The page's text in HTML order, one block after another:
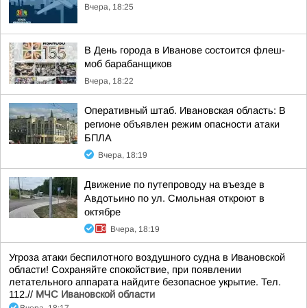
Вчера, 18:25
В День города в Иванове состоится флеш-
моб барабанщиков
Вчера, 18:22
Оперативный штаб. Ивановская область: В
регионе объявлен режим опасности атаки
БПЛА
Вчера, 18:19
Движение по путепроводу на въезде в
Авдотьино по ул. Смольная откроют в
октябре
Вчера, 18:19
Угроза атаки беспилотного воздушного судна в Ивановской
области! Сохраняйте спокойствие, при появлении
летательного аппарата найдите безопасное укрытие. Тел.
112.// МЧС Ивановской области